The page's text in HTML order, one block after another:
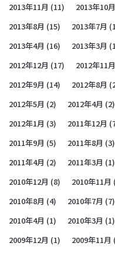
2013年11月 (11) 2013年10月
2013年8月 (15) 2013年7月
2013年4月 (16) 2013年3月
2012年12月 (17) 2012年11月
2012年9月 (14) 2012年8月
2012年5月 (2) 2012年4月 (2)
2012年1月 (3) 2011年12月
2011年9月 (5) 2011年8月 (3)
2011年4月 (2) 2011年3月 (1)
2010年12月 (8) 2010年11月
2010年8月 (4) 2010年7月 (7)
2010年4月 (1) 2010年3月 (1)
2009年12月 (1) 2009年11月